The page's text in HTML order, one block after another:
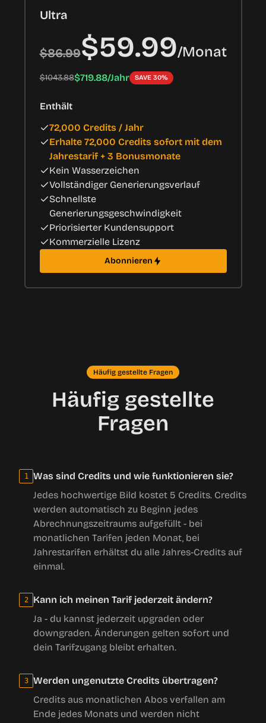
Ultra
$86.99$59.99/Monat
$1043.88$719.88/Jahr SAVE 30%
Enthält
72,000 Credits / Jahr
Erhalte 72,000 Credits sofort mit dem
Jahrestarif + 3 Bonusmonate
Kein Wasserzeichen
Vollständiger Generierungsverlauf
Schnellste
Generierungsgeschwindigkeit
Priorisierter Kundensupport
Kommerzielle Lizenz
Abonnieren
Häufig gestellte Fragen
Häufig gestellte
Fragen
1
Was sind Credits und wie funktionieren sie?
Jedes hochwertige Bild kostet 5 Credits. Credits
werden automatisch zu Beginn jedes
Abrechnungszeitraums aufgefüllt - bei
monatlichen Tarifen jeden Monat, bei
Jahrestarifen erhältst du alle Jahres-Credits auf
einmal.
2
Kann ich meinen Tarif jederzeit ändern?
Ja - du kannst jederzeit upgraden oder
downgraden. Änderungen gelten sofort und
dein Tarifzugang bleibt erhalten.
3
Werden ungenutzte Credits übertragen?
Credits aus monatlichen Abos verfallen am
Ende jedes Monats und werden nicht